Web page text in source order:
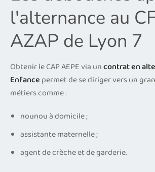
l'alternance au
AZAP de Lyon 7
Obtenir le CAP AEPE via uncontrat en
Enfance permet de se diriger vers un
métiers comme :
nounou à domicile ;
assistante maternelle ;
agent de crèche et de garderie.